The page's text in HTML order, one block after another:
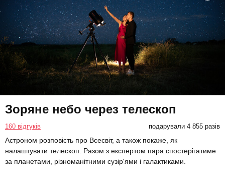
Зоряне небо через телескоп
160 відгуків подарували 4 855 разів
Астроном розповість про Всесвіт, а також покаже, як
налаштувати телескоп. Разом з експертом пара спостерігатиме
за планетами, різноманітними сузір'ями і галактиками.